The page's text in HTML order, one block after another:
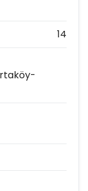
14